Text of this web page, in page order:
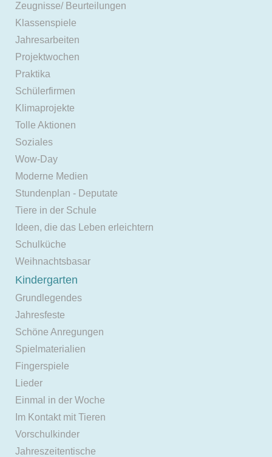
Zeugnisse/ Beurteilungen
Klassenspiele
Jahresarbeiten
Projektwochen
Praktika
Schülerfirmen
Klimaprojekte
Tolle Aktionen
Soziales
Wow-Day
Moderne Medien
Stundenplan - Deputate
Tiere in der Schule
Ideen, die das Leben erleichtern
Schulküche
Weihnachtsbasar
Kindergarten
Grundlegendes
Jahresfeste
Schöne Anregungen
Spielmaterialien
Fingerspiele
Lieder
Einmal in der Woche
Im Kontakt mit Tieren
Vorschulkinder
Jahreszeitentische